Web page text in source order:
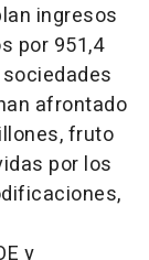
ingresos
por 951,4
afrontado
fruto
por los
y